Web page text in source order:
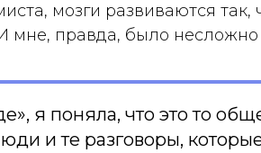
мозги развиваются так,
мне, правда, было
я поняла, что это то
и те разговоры,